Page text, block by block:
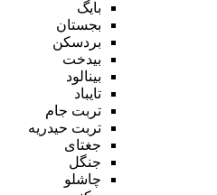
بایگ
بجستان
بردسکن
بیدخت
بینالود
تایباد
تربت جام
تربت حیدریه
جغتای
جنگل
چاشلو